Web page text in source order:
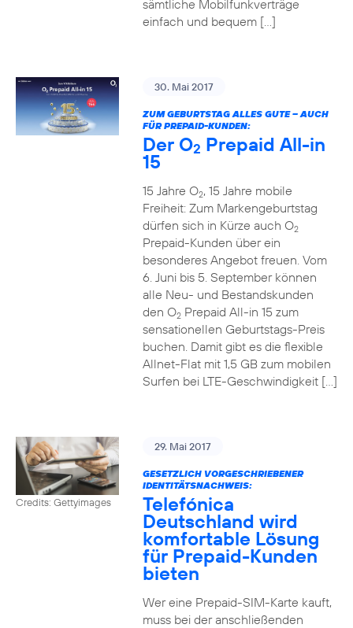
sämtliche Mobilfunkverträge
einfach und bequem […]
30. Mai 2017
ZUM GEBURTSTAG ALLES GUTE – AUCH
FÜR PREPAID-KUNDEN:
Der O2 Prepaid All-in
15
15 Jahre O2, 15 Jahre mobile
Freiheit: Zum Markengeburtstag
dürfen sich in Kürze auch O2
Prepaid-Kunden über ein
besonderes Angebot freuen. Vom
6. Juni bis 5. September können
alle Neu- und Bestandskunden
den O2Prepaid All-in 15 zum
sensationellen Geburtstags-Preis
buchen. Damit gibt es die flexible
Allnet-Flat mit 1,5 GB zum mobilen
Surfen bei LTE-Geschwindigkeit […]
Credits: Gettyimages
29. Mai 2017
GESETZLICH VORGESCHRIEBENER
IDENTITÄTSNACHWEIS:
Telefónica
Deutschland wird
komfortable Lösung
für Prepaid-Kunden
bieten
Wer eine Prepaid-SIM-Karte kauft,
muss bei der anschließenden